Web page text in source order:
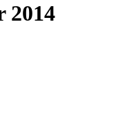
2014